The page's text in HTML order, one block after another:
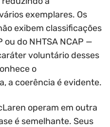
exemplares. Os
exibem classificações
ou do NHTSA NCAP —
voluntário desses
o
a coerência é evidente.
operam em outra
é semelhante. Seus